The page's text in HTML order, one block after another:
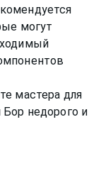
могут
мастера для
недорого и